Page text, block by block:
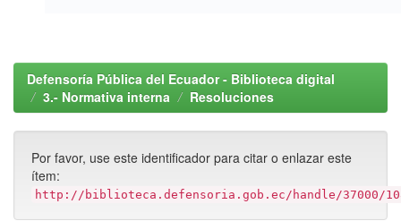
Defensoría Pública del Ecuador - Biblioteca digital
3.- Normativa interna
Resoluciones
Por favor, use este identificador para citar o enlazar este
ítem:
http://biblioteca.defensoria.gob.ec/handle/37000/